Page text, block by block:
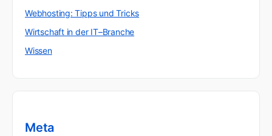
Webhosting: Tipps und Tricks
Wirtschaft in der IT–Branche
Wissen
Meta